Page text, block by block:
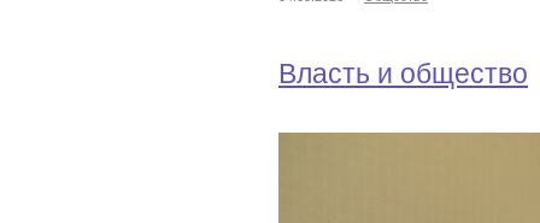
Власть и общество